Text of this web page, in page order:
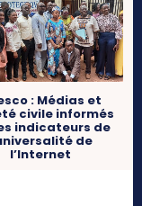
: Médias et
civile informés
indicateurs de
de
l’Internet